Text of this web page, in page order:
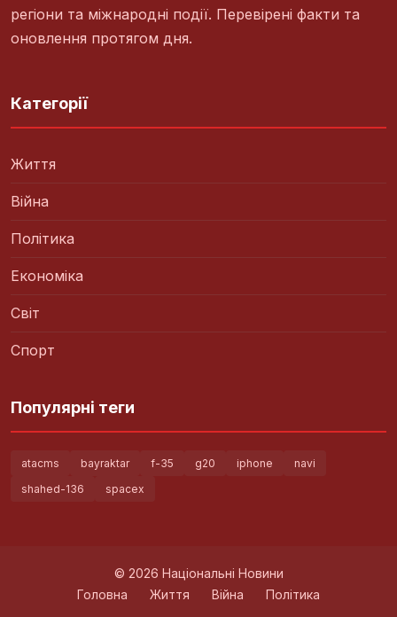
регіони та міжнародні події. Перевірені факти та
оновлення протягом дня.
Категорії
Життя
Війна
Політика
Економіка
Світ
Спорт
Популярні теги
atacms bayraktar f-35 g20 iphone
navi
shahed-136
spacex
© 2026 Національні Новини
Головна
Життя Війна Політика